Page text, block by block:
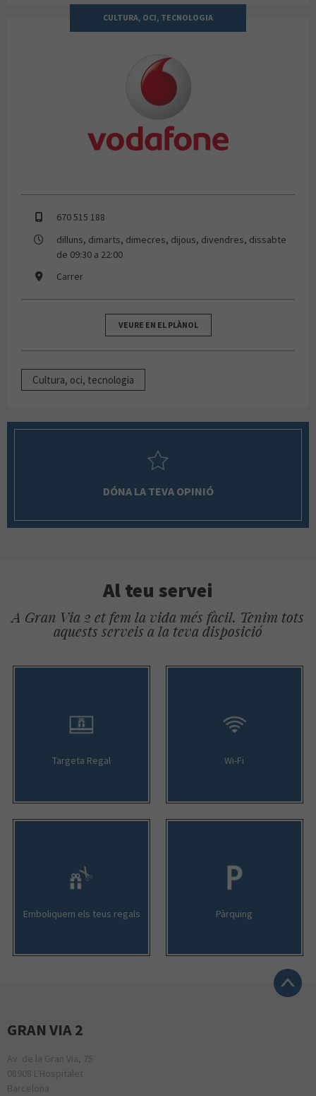
CULTURA, OCI, TECNOLOGIA
670 515 188
dilluns, dimarts, dimecres, dijous, divendres, dissabte
de 09:30 a 22:00
Carrer
VEURE EN EL PLÀNOL
Cultura, oci, tecnologia
DÓNA LA TEVA OPINIÓ
Al teu servei
A Gran Via 2 et fem la vida més fàcil. Tenim tots
aquests serveis a la teva disposició
Targeta Regal Wi-Fi
Emboliquem els teus regals Pàrquing
GRAN VIA 2
Av. de la Gran Via, 75
08908 L'Hospitalet
Barcelona